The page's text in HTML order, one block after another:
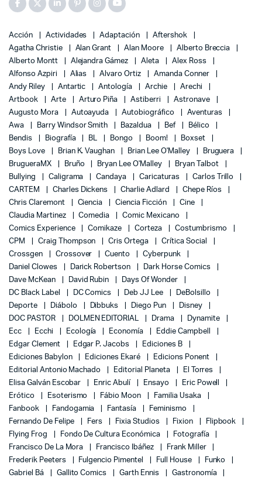
Acción Actividades Adaptación
Aftershok
Agatha Christie
Alan Grant Alan Moore
Alberto Breccia
Alberto Montt
Alejandra Gámez Aleta
Alex Ross
Alfonso Azpiri
Alias Alvaro Ortiz
Amanda Conner
Andy Riley
Antartic Antología Archie
Arechi
Artbook
Arte Arturo Piña Astiberri
Astronave
Augusto Mora
Autoayuda Autobiográfico
Aventuras
Awa
Barry Windsor Smith Bazaldua Bef
Bélico
Bendis
Biografía BL Bongo Boom!
Boxset
Boys Love
Brian K. Vaughan Brian Lee O'Malley
Bruguera
BrugueraMX
Bruño Bryan Lee O'Malley
Bryan Talbot
Bullying
Caligrama Candaya Caricaturas
Carlos Trillo
CARTEM
Charles Dickens Charlie Adlard
Chepe Ríos
Chris Claremont
Ciencia Ciencia Ficción
Cine
Claudia Martinez
Comedia
Comic Mexicano
Comics Experience
Comikaze Corteza
Costumbrismo
CPM
Craig Thompson Cris Ortega
Crítica Social
Crossgen
Crossover Cuento
Cyberpunk
Daniel Clowes
Darick Robertson
Dark Horse Comics
Dave McKean
David Rubin
Days Of Wonder
DC Black Label
DC Comics Deb JJ Lee
DeBolsillo
Deporte
Diábolo Dibbuks Diego Pun
Disney
DOC PASTOR
DOLMEN EDITORIAL Drama
Dynamite
Ecc
Ecchi Ecología Economía
Eddie Campbell
Edgar Clement
Edgar P. Jacobs
Ediciones B
Ediciones Babylon
Ediciones Ekaré
Edicions Ponent
Editorial Antonio Machado
Editorial Planeta
El Torres
Elisa Galván Escobar
Enric Abulí Ensayo
Eric Powell
Erótico
Esoterismo Fábio Moon
Familia Usaka
Fanbook
Fandogamia Fantasía
Feminismo
Fernando De Felipe
Fers Fixia Studios Fixion
Flipbook
Flying Frog
Fondo De Cultura Económica
Fotografía
Francisco De La Mora
Francisco Ibáñez
Frank Miller
Frederik Peeters
Fulgencio Pimentel Full House
Funko
Gabriel Bá
Gallito Comics Garth Ennis
Gastronomía